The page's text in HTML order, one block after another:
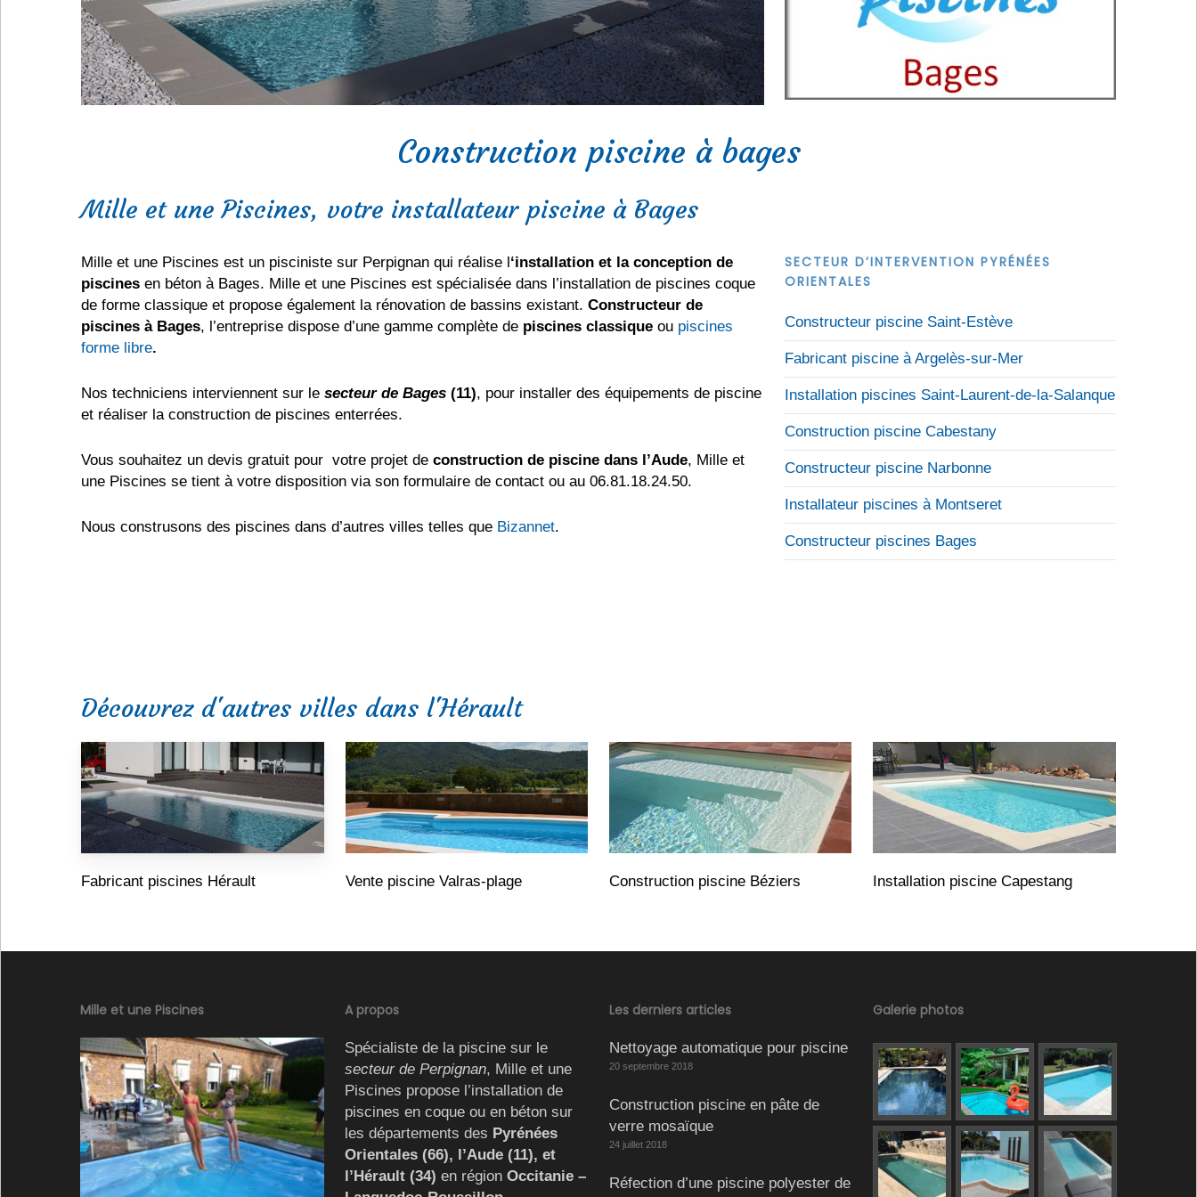
Construction piscine à bages
Mille et une Piscines, votre installateur piscine à Bages
Mille et une Piscines est un pisciniste sur Perpignan qui réalise l‘installation et la conception de
piscines en béton à Bages. Mille et une Piscines est spécialisée dans l’installation de piscines coque
de forme classique et propose également la rénovation de bassins existant.Constructeur de
piscines à Bages, l’entreprise dispose d’une gamme complète de piscines classiqueou piscines
forme libre.
Nos techniciens interviennent sur lesecteur de Bages (11), pour installer des équipements de piscine
et réaliser la construction de piscines enterrées.
Vous souhaitez un devis gratuit pour votre projet deconstruction de piscine dans l’Aude, Mille et
une Piscines se tient à votre disposition via son formulaire de contact ou au 06.81.18.24.50.
Nous construsons des piscines dans d’autres villes telles que Bizannet.
SECTEUR D’INTERVENTION PYRÉNÉES
ORIENTALES
Constructeur piscine Saint-Estève
Fabricant piscine à Argelès-sur-Mer
Installation piscines Saint-Laurent-de-la-Salanque
Construction piscine Cabestany
Constructeur piscine Narbonne
Installateur piscines à Montseret
Constructeur piscines Bages
Découvrez d'autres villes dans l'Hérault
Fabricant piscines Hérault Vente piscine Valras-plage Construction piscine Béziers Installation piscine Capestang
Mille et une Piscines A propos
Spécialiste de la piscine sur le
secteur de Perpignan, Mille et une
Piscines propose l’installation de
piscines en coque ou en béton sur
les départements des Pyrénées
Orientales (66), l’Aude (11), et
l’Hérault (34) en région Occitanie –
Les derniers articles
Nettoyage automatique pour piscine
20 septembre 2018
Construction piscine en pâte de
verre mosaïque
24 juillet 2018
Réfection d’une piscine polyester de
Galerie photos